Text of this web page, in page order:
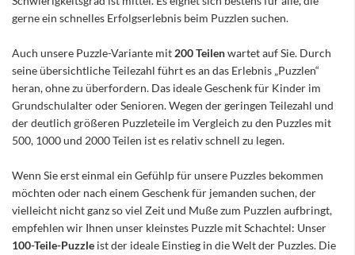
gerne ein schnelles Erfolgserlebnis beim Puzzlen suchen.
Auch unsere Puzzle-Variante mit 200 Teilenwartet auf Sie. Durch
seine übersichtliche Teilezahl führt es an das Erlebnis „Puzzlen“
heran, ohne zu überfordern. Das ideale Geschenk für Kinder im
Grundschulalter oder Senioren. Wegen der geringen Teilezahl und
der deutlich größeren Puzzleteile im Vergleich zu den Puzzles mit
500, 1000 und 2000 Teilen ist es relativ schnell zu legen.
Wenn Sie erst einmal ein Gefühlp für unsere Puzzles bekommen
möchten oder nach einem Geschenk für jemanden suchen, der
vielleicht nicht ganz so viel Zeit und Muße zum Puzzlen aufbringt,
empfehlen wir Ihnen unser kleinstes Puzzle mit Schachtel: Unser
100-Teile-Puzzle ist der ideale Einstieg in die Welt der Puzzles. Die